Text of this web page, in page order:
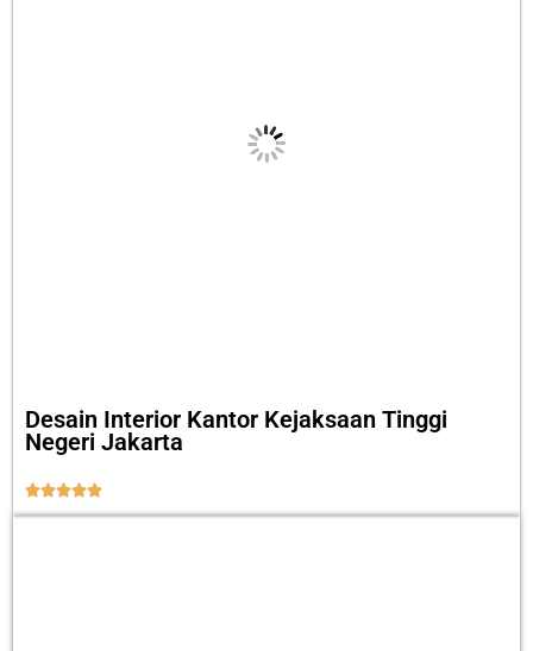
Desain Interior Kantor Kejaksaan Tinggi
Negeri Jakarta
